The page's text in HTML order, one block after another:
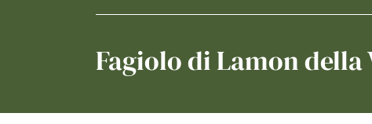
Fagiolo di Lamon della